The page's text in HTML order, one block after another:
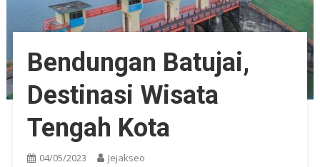
Bendungan Batujai,
Destinasi Wisata
Tengah Kota
04/05/2023 Jejakseo